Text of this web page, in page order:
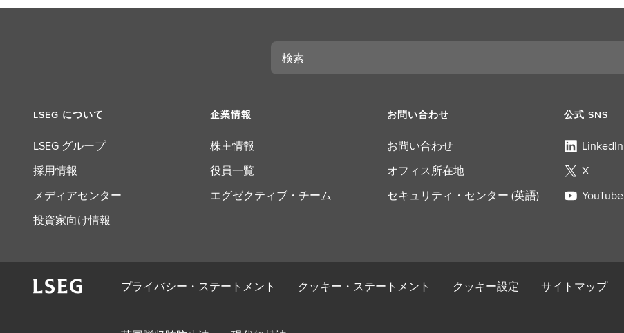
検
LSEG について
LSEG グループ
採用情報
メディアセンター
投資家向け情報
企業情報
株主情報
役員一覧
エグゼクティブ・チーム
お問い合わせ
お問い合わせ
オフィス所在地
セキュリティ・センター (英語)
公式 SNS
LinkedIn
X
YouTube
プライバシー・ステートメント クッキー・ステートメント クッキー設定 サイトマップ